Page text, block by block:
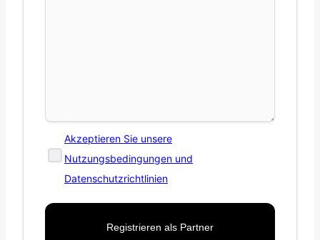
Akzeptieren Sie unsere
Nutzungsbedingungen und
Datenschutzrichtlinien